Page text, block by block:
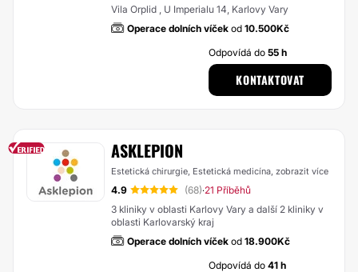
Vila Orplid , U Imperialu 14, Karlovy Vary
Operace dolních víček od 10.500Kč
Odpovídá do55 h
KONTAKTOVAT
ASKLEPION
Estetická chirurgie, Estetická medicína, zobrazit více
4.9 (68)·21 Příběhů
3 kliniky v oblasti Karlovy Vary a další 2 kliniky v
oblasti Karlovarský kraj
Operace dolních víček od 18.900Kč
Odpovídá do41 h